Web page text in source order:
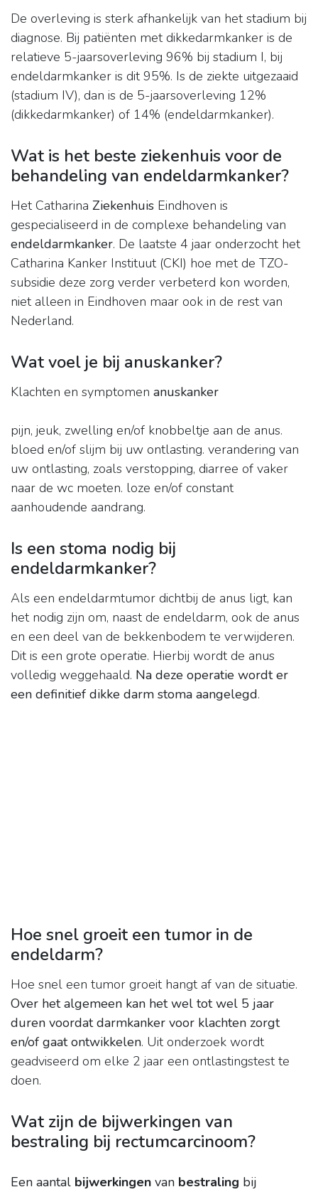
De overleving is sterk afhankelijk van het stadium bij
diagnose. Bij patiënten met dikkedarmkanker is de
relatieve 5-jaarsoverleving 96% bij stadium I, bij
endeldarmkanker is dit 95%. Is de ziekte uitgezaaid
(stadium IV), dan is de 5-jaarsoverleving 12%
(dikkedarmkanker) of 14% (endeldarmkanker).
Wat is het beste ziekenhuis voor de
behandeling van endeldarmkanker?
Het Catharina Ziekenhuis Eindhoven is
gespecialiseerd in de complexe behandeling van
endeldarmkanker. De laatste 4 jaar onderzocht het
Catharina Kanker Instituut (CKI) hoe met de TZO-
subsidie deze zorg verder verbeterd kon worden,
niet alleen in Eindhoven maar ook in de rest van
Nederland.
Wat voel je bij anuskanker?
Klachten en symptomen anuskanker
pijn, jeuk, zwelling en/of knobbeltje aan de anus.
bloed en/of slijm bij uw ontlasting. verandering van
uw ontlasting, zoals verstopping, diarree of vaker
naar de wc moeten. loze en/of constant
aanhoudende aandrang.
Is een stoma nodig bij
endeldarmkanker?
Als een endeldarmtumor dichtbij de anus ligt, kan
het nodig zijn om, naast de endeldarm, ook de anus
en een deel van de bekkenbodem te verwijderen.
Dit is een grote operatie. Hierbij wordt de anus
volledig weggehaald. Na deze operatie wordt er
een definitief dikke darm stoma aangelegd.
Hoe snel groeit een tumor in de
endeldarm?
Hoe snel een tumor groeit hangt af van de situatie.
Over het algemeen kan het wel tot wel 5 jaar
duren voordat darmkanker voor klachten zorgt
en/of gaat ontwikkelen. Uit onderzoek wordt
geadviseerd om elke 2 jaar een ontlastingstest te
doen.
Wat zijn de bijwerkingen van
bestraling bij rectumcarcinoom?
Een aantal bijwerkingen van bestraling bij